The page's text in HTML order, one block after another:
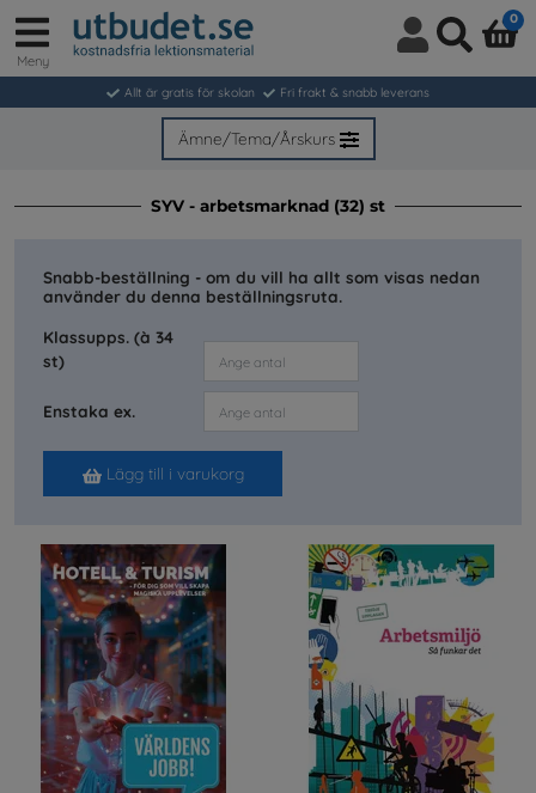
in
/
Meny
0
Allt är gratis för skolan Fri frakt & snabb leverans
Ämne/Tema/Årskurs
SYV - arbetsmarknad (32) st
Snabb-beställning - om du vill ha allt som visas nedan
använder du denna beställningsruta.
Klassupps. (à 34
st)
Enstaka ex.
Lägg till i varukorg